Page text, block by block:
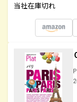
当社在庫切れ